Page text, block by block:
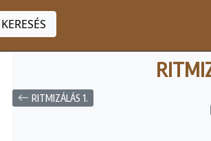
KERESÉS
RITMIZÁLÁS 1.